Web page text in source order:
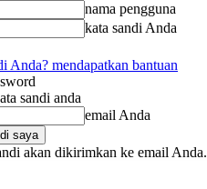
nama pengguna
kata sandi Anda
Anda? mendapatkan bantuan
sandi anda
email Anda
akan dikirimkan ke email Anda.